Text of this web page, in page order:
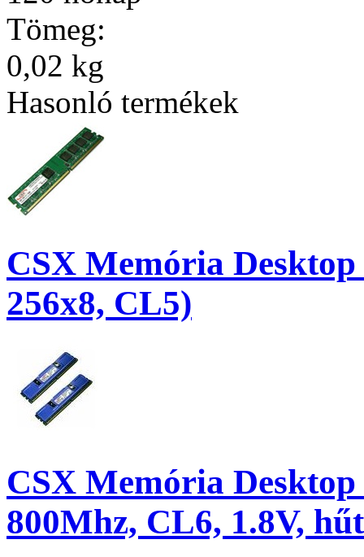
Tömeg:
0,02 kg
Hasonló termékek
CSX Memória
256x8, CL5)
CSX Memória
800Mhz, CL6, 1.8V,